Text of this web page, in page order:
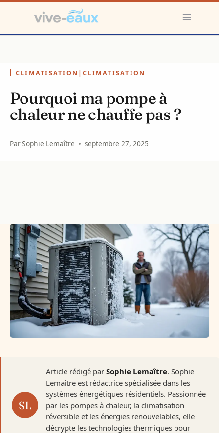
contenu
CLIMATISATION |CLIMATISATION
Pourquoi ma pompe à
chaleur ne chauffe pas ?
ParSophie Lemaître septembre 27, 2025
Article rédigé par Sophie Lemaître. Sophie
Lemaître est rédactrice spécialisée dans les
systèmes énergétiques résidentiels. Passionnée
par les pompes à chaleur, la climatisation
réversible et les énergies renouvelables, elle
décrypte les technologies thermiques pour